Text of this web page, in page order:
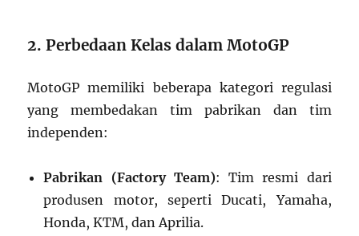
2. Perbedaan Kelas dalam MotoGP
MotoGP memiliki beberapa kategori regulasi
yang membedakan tim pabrikan dan tim
independen:
Pabrikan (Factory Team): Tim resmi dari
produsen motor, seperti Ducati, Yamaha,
Honda, KTM, dan Aprilia.